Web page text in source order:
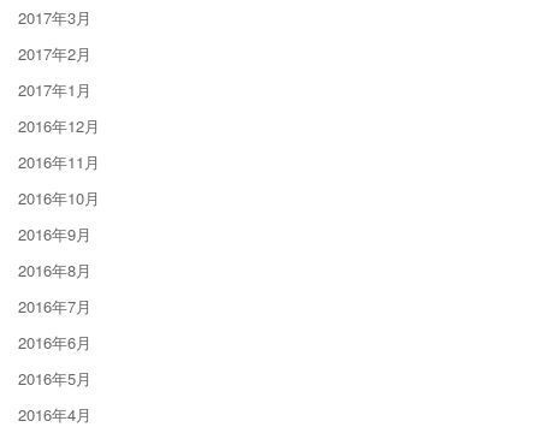
2017年3月
2017年2月
2017年1月
2016年12月
2016年11月
2016年10月
2016年9月
2016年8月
2016年7月
2016年6月
2016年5月
2016年4月